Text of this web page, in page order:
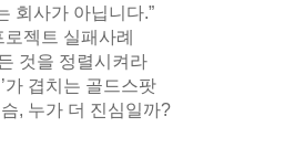
회사가 아닙니다.”
젝트 실패사례
것을 정렬시켜라
’가 겹치는 골드스팟
, 누가 더 진심일까?